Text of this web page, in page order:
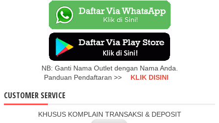
NB: Ganti Nama Outlet dengan Nama Anda.
Panduan Pendaftaran >>
KLIK DISINI
CUSTOMER SERVICE
KHUSUS KOMPLAIN TRANSAKSI & DEPOSIT